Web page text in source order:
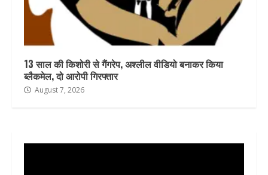
13 साल की किशोरी से गैंगरेप, अश्लील वीडियो बनाकर किया
ब्लैकमेल, दो आरोपी गिरफ्तार
August 7, 2026